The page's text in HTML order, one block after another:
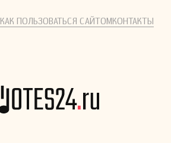
КАК ПОЛЬЗОВАТЬСЯ САЙТОМКОНТАКТЫ